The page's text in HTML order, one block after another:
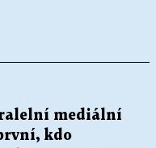
mediální
kdo